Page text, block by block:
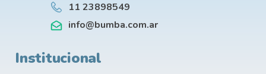
11 23898549
info@bumba.com.ar
Institucional